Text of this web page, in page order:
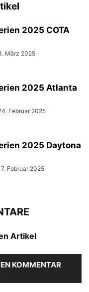
2025 COTA
März 2025
2025 Atlanta
Februar 2025
2025 Daytona
Februar 2025
Artikel
KOMMENTAR